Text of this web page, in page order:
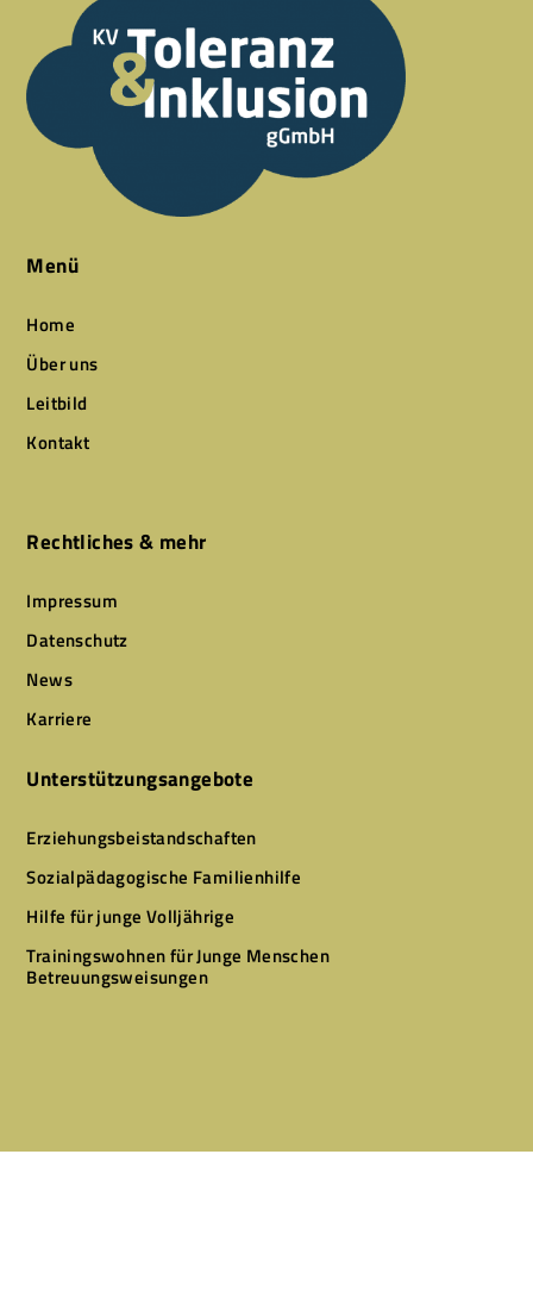
Menü
Home
Über uns
Leitbild
Kontakt
Rechtliches & mehr
Impressum
Datenschutz
News
Karriere
Unterstützungsangebote
Erziehungsbeistandschaften
Sozialpädagogische Familienhilfe
Hilfe für junge Volljährige
Trainingswohnen für Junge Menschen
Betreuungsweisungen